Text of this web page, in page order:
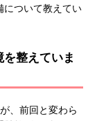
について教えてい
整えていま
、前回と変わら